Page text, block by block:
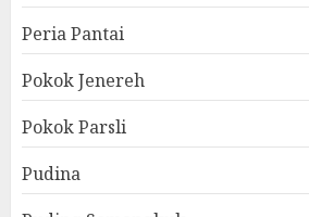
Peria Pantai
Pokok Jenereh
Pokok Parsli
Pudina